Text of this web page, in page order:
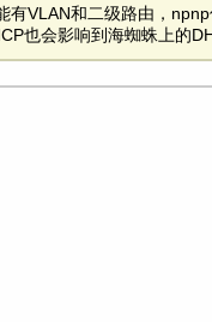
有VLAN和二级路由，
也会影响到海蜘蛛上的